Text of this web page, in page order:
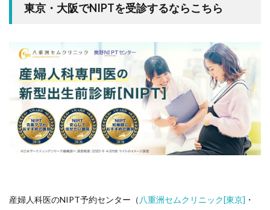
東京・大阪でNIPTを受診するならこちら
産婦人科医のNIPT予約センター（ 八重洲セムクリニック[東京] ・